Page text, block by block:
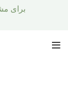
برای